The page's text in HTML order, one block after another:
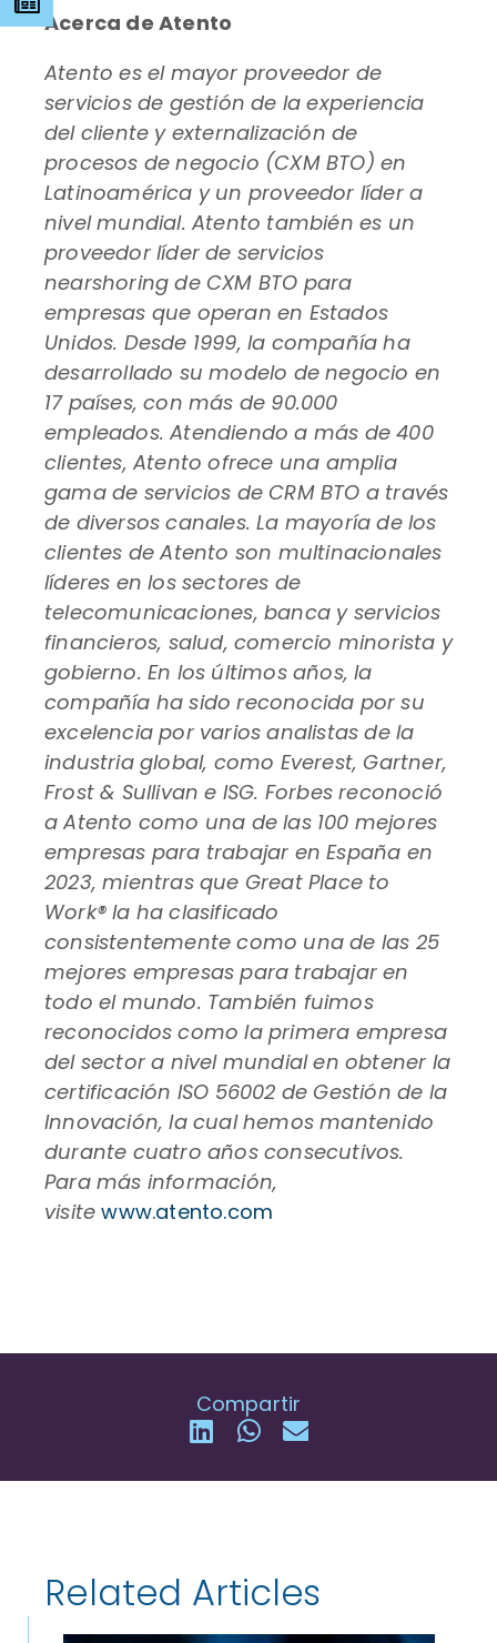
Acerca de Atento
Atento es el mayor proveedor de
servicios de gestión de la experiencia
del cliente y externalización de
procesos de negocio (CXM BTO) en
Latinoamérica y un proveedor líder a
nivel mundial. Atento también es un
proveedor líder de servicios
nearshoring de CXM BTO para
empresas que operan en Estados
Unidos. Desde 1999, la compañía ha
desarrollado su modelo de negocio en
17 países, con más de 90.000
empleados. Atendiendo a más de 400
clientes, Atento ofrece una amplia
gama de servicios de CRM BTO a través
de diversos canales. La mayoría de los
clientes de Atento son multinacionales
líderes en los sectores de
telecomunicaciones, banca y servicios
financieros, salud, comercio minorista y
gobierno. En los últimos años, la
compañía ha sido reconocida por su
excelencia por varios analistas de la
industria global, como Everest, Gartner,
Frost & Sullivan e ISG. Forbes reconoció
a Atento como una de las 100 mejores
empresas para trabajar en España en
2023, mientras que Great Place to
Work® la ha clasificado
consistentemente como una de las 25
mejores empresas para trabajar en
todo el mundo. También fuimos
reconocidos como la primera empresa
del sector a nivel mundial en obtener la
certificación ISO 56002 de Gestión de la
Innovación, la cual hemos mantenido
durante cuatro años consecutivos.
Para más información,
visitewww.atento.com
Compartir
Related Articles